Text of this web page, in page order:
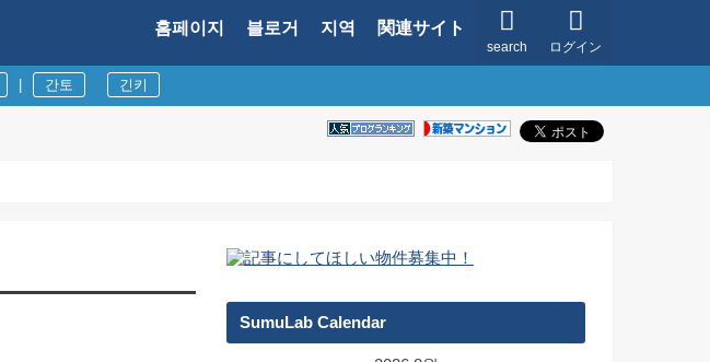
ログイン
search
홈페이지 블로거 지역 関連サイト
간토 긴키
SumuLab Calendar